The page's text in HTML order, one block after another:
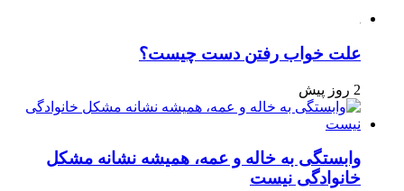
علت خواب رفتن دست چیست؟
2 روز پیش
وابستگی به خاله و عمه، همیشه نشانه مشکل
خانوادگی نیست